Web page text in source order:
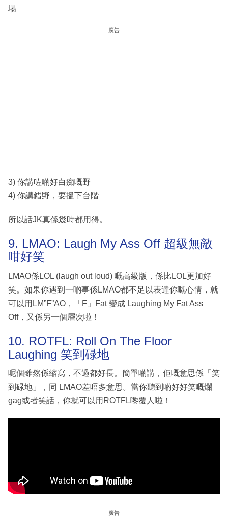
場
廣告
3) 你講咗啲好白痴嘅野
4) 你講錯野，要搵下台階
所以話JK真係幾時都用得。
9. LMAO: Laugh My Ass Off 超級無敵
咁好笑
LMAO係LOL (laugh out loud) 嘅高級版，係比LOL更加好
笑。如果你遇到一啲事係LMAO都不足以表達你嘅心情，就
可以用LM”F”AO，「F」Fat 變成 Laughing My Fat Ass
Off，又係另一個層次啦！
10. ROTFL: Roll On The Floor
Laughing 笑到碌地
呢個雖然係縮寫，不過都好長。簡單啲講，佢嘅意思係「笑
到碌地」，同 LMAO差唔多意思。當你聽到啲好好笑嘅爛
gag或者笑話，你就可以用ROTFL嚟覆人啦！
廣告